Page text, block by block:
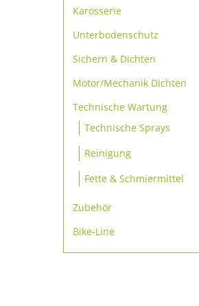
Scheibenkleber-primerlos
Scheibenkleber-Set
Scheibenkleber
Scheibenkleber Zubehör
Karosserie
Karosserie Klebe- und
Karosserie-Reparatur
Karosseriedichtschnur & -
bänder
Unterbodenschutz
Unterbodenschutz &
Sichern & Dichten
Schrauben sichern
Sichern
Dichten
Gewindedichtungen
Motor/Mechanik Dichten
Motordichtmassen
Additive
Technische Wartung
Technische Sprays
Reinigung
Fette & Schmiermittel
Zubehör
Zubehör
Ausdrückpistolen
Bike-Line
Bike-Line